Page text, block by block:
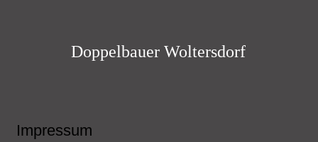
Doppelbauer Woltersdorf
Impressum